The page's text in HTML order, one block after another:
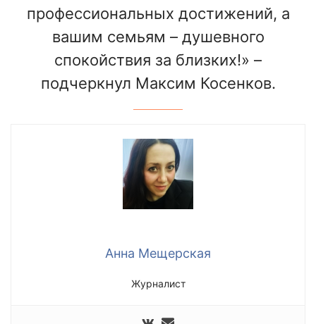
профессиональных достижений, а
вашим семьям – душевного
спокойствия за близких!» –
подчеркнул Максим Косенков.
Анна Мещерская
Журналист